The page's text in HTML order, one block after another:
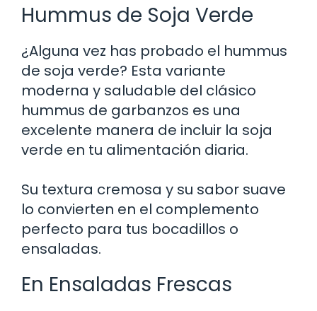
Hummus de Soja Verde
¿Alguna vez has probado el hummus
de soja verde? Esta variante
moderna y saludable del clásico
hummus de garbanzos es una
excelente manera de incluir la soja
verde en tu alimentación diaria.
Su textura cremosa y su sabor suave
lo convierten en el complemento
perfecto para tus bocadillos o
ensaladas.
En Ensaladas Frescas